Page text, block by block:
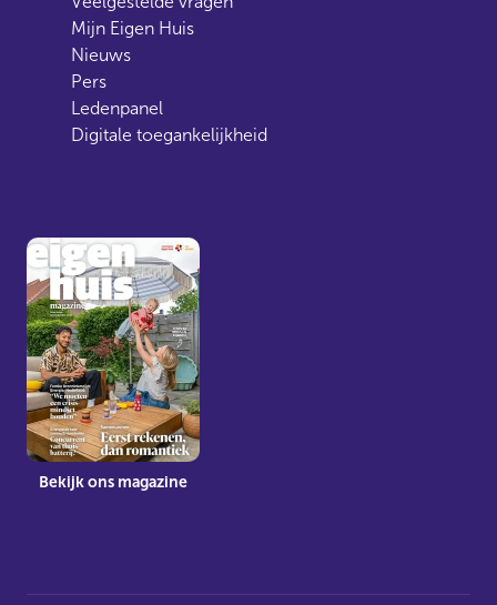
Mijn Eigen Huis
Nieuws
Pers
Ledenpanel
Digitale toegankelijkheid
Bekijk ons magazine